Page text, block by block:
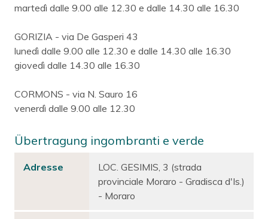
martedì dalle 9.00 alle 12.30 e dalle 14.30 alle 16.30
GORIZIA - via De Gasperi 43
lunedì dalle 9.00 alle 12.30 e dalle 14.30 alle 16.30
giovedì dalle 14.30 alle 16.30
CORMONS - via N. Sauro 16
venerdì dalle 9.00 alle 12.30
Übertragung ingombranti e verde
Adresse
LOC. GESIMIS, 3 (strada
provinciale Moraro - Gradisca d'Is.)
- Moraro